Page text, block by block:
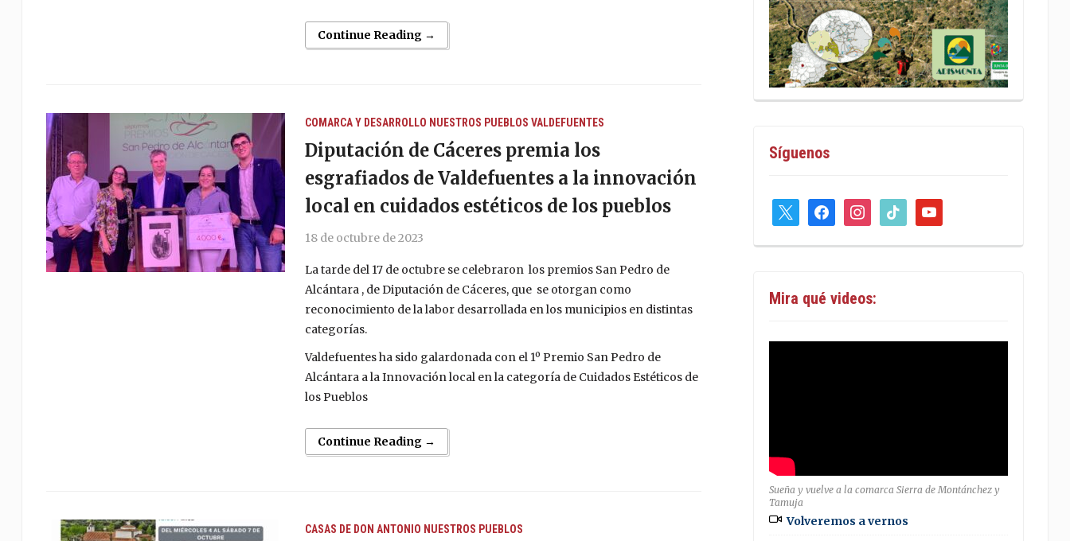
Continue Reading →
COMARCA Y DESARROLLO NUESTROS PUEBLOS VALDEFUENTES
Diputación de Cáceres premia los
esgrafiados de Valdefuentes a la innovación
local en cuidados estéticos de los pueblos
18 de octubre de 2023
La tarde del 17 de octubre se celebraron los premios San Pedro de
Alcántara , de Diputación de Cáceres, que se otorgan como
reconocimiento de la labor desarrollada en los municipios en distintas
categorías.
Valdefuentes ha sido galardonada con el 1º Premio San Pedro de
Alcántara a la Innovación local en la categoría de Cuidados Estéticos de
los Pueblos
Continue Reading →
CASAS DE DON ANTONIO NUESTROS PUEBLOS
Síguenos
facebookinstagram
tiktok youtube
Mira qué videos:
Sueña y vuelve a la comarca Sierra de Montánchez y
Tamuja
Volveremos a vernos